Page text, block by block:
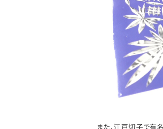
また、江戸切子で有